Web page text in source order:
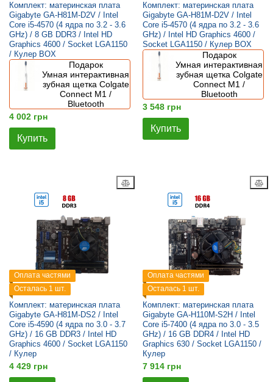
Комплект: материнская плата
Gigabyte GA-H81M-D2V / Intel
Core i5-4570 (4 ядра по 3.2 - 3.6
GHz) / 8 GB DDR3 / Intel HD
Graphics 4600 / Socket LGA1150
/ Кулер BOX
Подарок
Умная интерактивная
зубная щетка Colgate
Connect M1 /
Bluetooth
4 002 грн
Купить
Комплект: материнская плата
Gigabyte GA-H81M-D2V / Intel
Core i5-4570 (4 ядра по 3.2 - 3.6
GHz) / Intel HD Graphics 4600 /
Socket LGA1150 / Кулер BOX
Подарок
Умная интерактивная
зубная щетка Colgate
Connect M1 /
Bluetooth
3 548 грн
Купить
Оплата частями
Осталась 1 шт.
Комплект: материнская плата
Gigabyte GA-H81M-DS2 / Intel
Core i5-4590 (4 ядра по 3.0 - 3.7
GHz) / 16 GB DDR3 / Intel HD
Graphics 4600 / Socket LGA1150
/ Кулер
4 429 грн
Оплата частями
Осталась 1 шт.
Комплект: материнская плата
Gigabyte GA-H110M-S2H / Intel
Core i5-7400 (4 ядра по 3.0 - 3.5
GHz) / 16 GB DDR4 / Intel HD
Graphics 630 / Socket LGA1150 /
Кулер
7 914 грн